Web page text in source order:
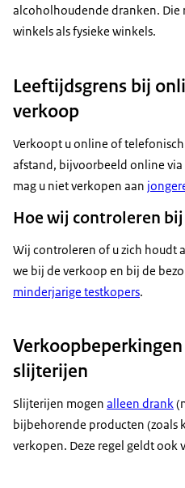
alcoholhoudende dranken. Die
winkels als fysieke winkels.
Leeftijdsgrens bij
verkoop
Verkoopt u online of
afstand, bijvoorbeeld online
mag u niet verkopen aan
Hoe wij controleren
Wij controleren of u zich houdt
we bij de verkoop en bij de
minderjarige testkopers.
slijterijen
Slijterijen mogen alleen drank
bijbehorende producten (zoals
verkopen. Deze regel geldt ook